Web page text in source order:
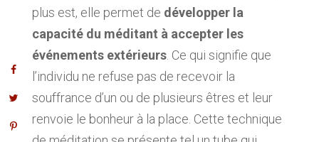
plus est, elle permet de développer la
capacité du méditant à accepter les
événements extérieurs. Ce qui signifie que
l’individu ne refuse pas de recevoir la
souffrance d’un ou de plusieurs êtres et leur
renvoie le bonheur à la place. Cette technique